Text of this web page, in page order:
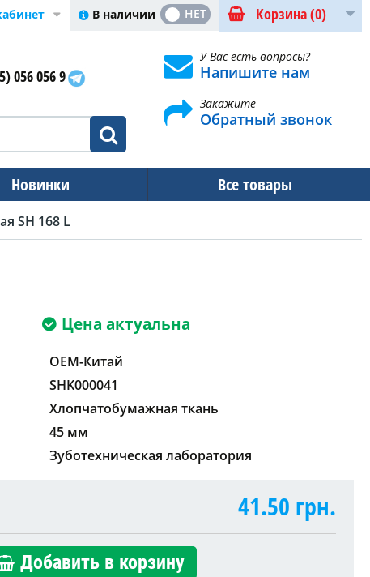
Корзина(0)
В наличии
ДА НЕТ
056 056 9
У Вас есть вопросы?
Напишите нам
Закажите
Обратный звонок
Новинки Все товары
SH 168 L
Цена актуальна
OEM-Китай
SHK000041
Хлопчатобумажная ткань
45 мм
Зуботехническая лаборатория
41.50 грн.
Добавить в корзину